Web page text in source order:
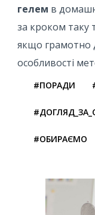
гелем в
за кроком таку
якщо грамотно
особливості
#ПОРАДИ
#ОБИРАЄМО